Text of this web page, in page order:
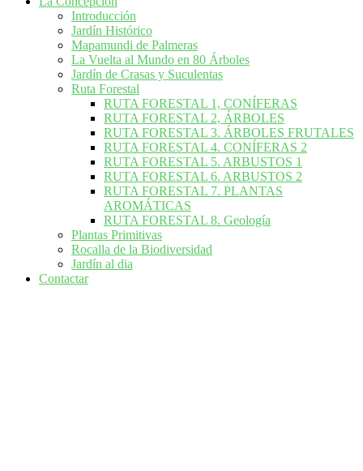
Introducción
Jardín Histórico
Mapamundi de Palmeras
La Vuelta al Mundo en 80 Árboles
Jardín de Crasas y Suculentas
Ruta Forestal
RUTA FORESTAL 1, CONÍFERAS
RUTA FORESTAL 2, ÁRBOLES
RUTA FORESTAL 3. ÁRBOLES FRUTALES
RUTA FORESTAL 4. CONÍFERAS 2
RUTA FORESTAL 5. ARBUSTOS 1
RUTA FORESTAL 6. ARBUSTOS 2
RUTA FORESTAL 7. PLANTAS
AROMÁTICAS
RUTA FORESTAL 8. Geología
Plantas Primitivas
Rocalla de la Biodiversidad
Jardín al dia
Contactar